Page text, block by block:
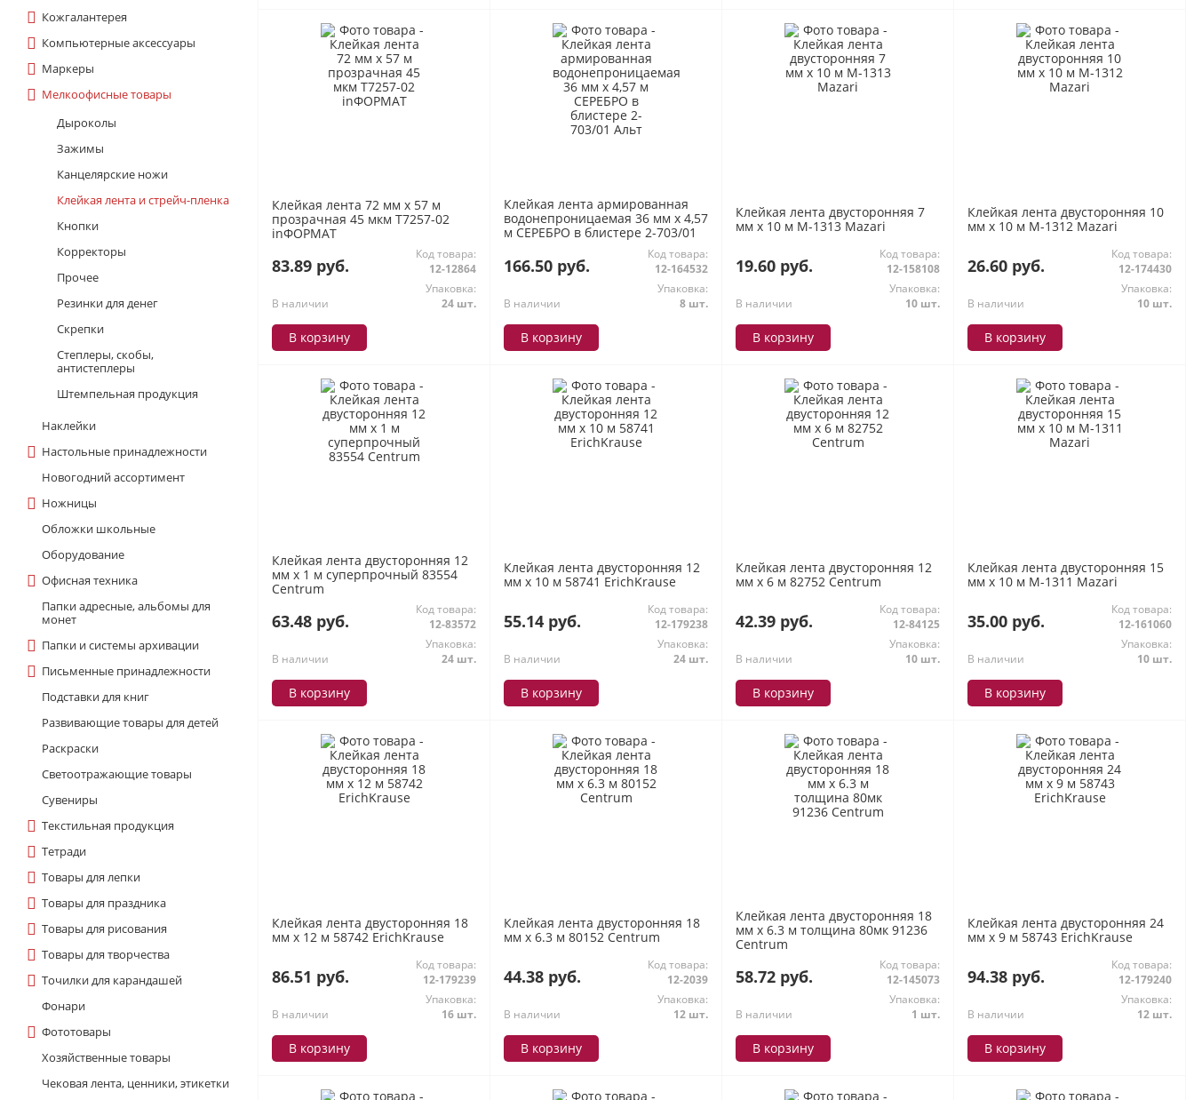
Кожгалантерея
Компьютерные аксессуары
Маркеры
Мелкоофисные товары
Дыроколы
Зажимы
Канцелярские ножи
Клейкая лента и стрейч-пленка
Кнопки
Корректоры
Прочее
Резинки для денег
Скрепки
Степлеры, скобы,
антистеплеры
Штемпельная продукция
Наклейки
Настольные принадлежности
Новогодний ассортимент
Ножницы
Обложки школьные
Оборудование
Офисная техника
Папки адресные, альбомы для
монет
Папки и системы архивации
Письменные принадлежности
Подставки для книг
Развивающие товары для детей
Раскраски
Светоотражающие товары
Сувениры
Текстильная продукция
Тетради
Товары для лепки
Товары для праздника
Товары для рисования
Товары для творчества
Точилки для карандашей
Фонари
Фототовары
Хозяйственные товары
Чековая лента, ценники, этикетки
Клейкая лента 72 мм х 57 м
прозрачная 45 мкм T7257-02
inФОРМАТ
83.89 руб.
Код товара:
12-12864
В наличии
Упаковка:
24 шт.
В корзину
Клейкая лента армированная
водонепроницаемая 36 мм х 4,57
м СЕРЕБРО в блистере 2-703/01
166.50 руб.
Код товара:
12-164532
В наличии
Упаковка:
8 шт.
В корзину
Клейкая лента двусторонняя 7
мм х 10 м M-1313 Mazari
19.60 руб.
Код товара:
12-158108
В наличии
Упаковка:
10 шт.
В корзину
Клейкая лента двусторонняя 10
мм х 10 м M-1312 Mazari
26.60 руб.
Код товара:
12-174430
В наличии
Упаковка:
10 шт.
В корзину
Клейкая лента двусторонняя 12
мм х 1 м суперпрочный 83554
Centrum
63.48 руб.
Код товара:
12-83572
В наличии
Упаковка:
24 шт.
В корзину
Клейкая лента двусторонняя 12
мм х 10 м 58741 ErichKrause
55.14 руб.
Код товара:
12-179238
В наличии
Упаковка:
24 шт.
В корзину
Клейкая лента двусторонняя 12
мм х 6 м 82752 Centrum
42.39 руб.
Код товара:
12-84125
В наличии
Упаковка:
10 шт.
В корзину
Клейкая лента двусторонняя 15
мм х 10 м M-1311 Mazari
35.00 руб.
Код товара:
12-161060
В наличии
Упаковка:
10 шт.
В корзину
Клейкая лента двусторонняя 18
мм х 12 м 58742 ErichKrause
86.51 руб.
Код товара:
12-179239
В наличии
Упаковка:
16 шт.
В корзину
Клейкая лента двусторонняя 18
мм х 6.3 м 80152 Centrum
44.38 руб.
Код товара:
12-2039
В наличии
Упаковка:
12 шт.
В корзину
Клейкая лента двусторонняя 18
мм х 6.3 м толщина 80мк 91236
Centrum
58.72 руб.
Код товара:
12-145073
В наличии
Упаковка:
1 шт.
В корзину
Клейкая лента двусторонняя 24
мм х 9 м 58743 ErichKrause
94.38 руб.
Код товара:
12-179240
В наличии
Упаковка:
12 шт.
В корзину